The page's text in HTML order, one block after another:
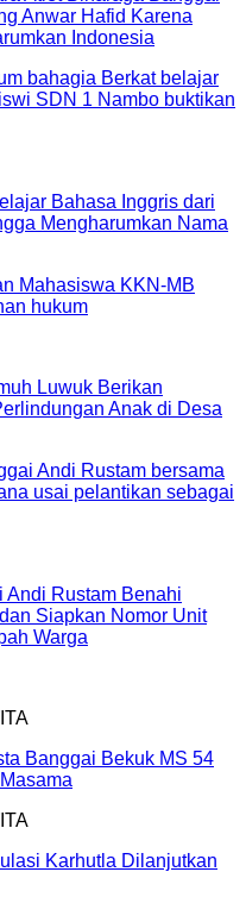
Anwar Hafid Karena
Indonesia
Bahasa Inggris dari
Mengharumkan Nama
Luwuk Berikan
Anak di Desa
Andi Rustam Benahi
Siapkan Nomor Unit
Warga
Banggai Bekuk MS 54
Karhutla Dilanjutkan